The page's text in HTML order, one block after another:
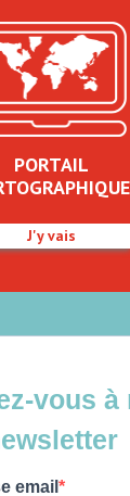
PORTAIL
J'y vais